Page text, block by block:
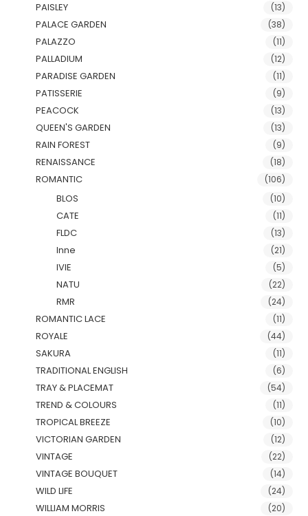
PAISLEY (13)
PALACE GARDEN (38)
PALAZZO (11)
PALLADIUM (12)
PARADISE GARDEN (11)
PATISSERIE (9)
PEACOCK (13)
QUEEN'S GARDEN (13)
RAIN FOREST (9)
RENAISSANCE (18)
ROMANTIC (106)
BLOS (10)
CATE (11)
FLDC (13)
Inne (21)
IVIE (5)
NATU (22)
RMR (24)
ROMANTIC LACE (11)
ROYALE (44)
SAKURA (11)
TRADITIONAL ENGLISH (6)
TRAY & PLACEMAT (54)
TREND & COLOURS (11)
TROPICAL BREEZE (10)
VICTORIAN GARDEN (12)
VINTAGE (22)
VINTAGE BOUQUET (14)
WILD LIFE (24)
WILLIAM MORRIS (20)